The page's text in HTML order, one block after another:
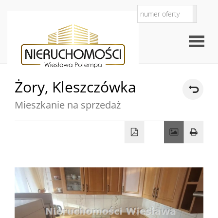
główna
O
Żory, Kleszczówka
Mieszkanie na sprzedaż